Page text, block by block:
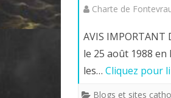
Charte de
AVIS
le 25 août 1988
les… Cliquez pour
Blogs et sites